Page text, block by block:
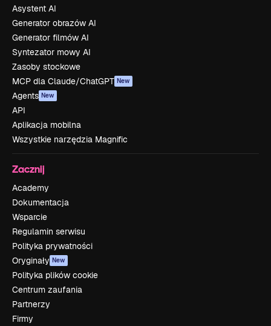
Asystent AI
Generator obrazów AI
Generator filmów AI
Syntezator mowy AI
Zasoby stockowe
MCP dla Claude/ChatGPT New
Agents New
API
Aplikacja mobilna
Wszystkie narzędzia Magnific
Zacznij
Academy
Dokumentacja
Wsparcie
Regulamin serwisu
Polityka prywatności
Oryginały New
Polityka plików cookie
Centrum zaufania
Partnerzy
Firmy